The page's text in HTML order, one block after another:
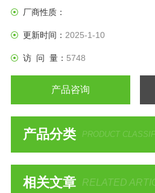
厂商性质：
更新时间： 2025-1-10
访 问 量： 5748
产品咨询
产品分类 PRODUCT
相关文章 RELATED